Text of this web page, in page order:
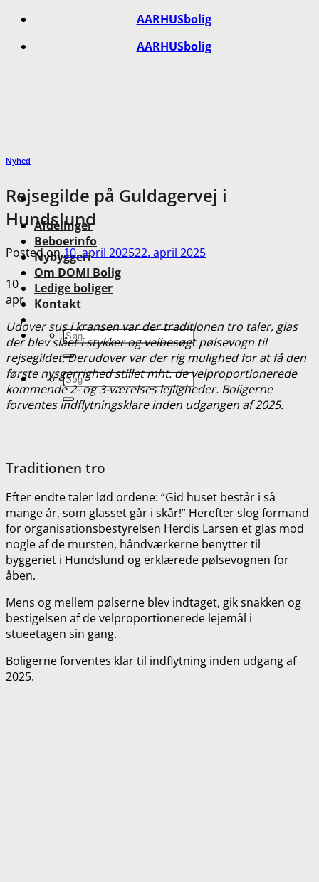
Skip
content
AARHUSbolig
AARHUSbolig
Afdelinger
Beboerinfo
Nybyggeri
Om DOMI Bolig
Ledige boliger
Kontakt
Nyhed
Rejsegilde på Guldagervej i
Hundslund
Posted on10. april 202522. april 2025
10
apr
Udover sus i kransen var der traditionen tro taler, glas
der blev slået i stykker og velbesøgt pølsevogn til
rejsegildet. Derudover var der rig mulighed for at få den
første nysgerrighed stillet mht. de velproportionerede
kommende 2- og 3-værelses lejligheder. Boligerne
forventes indflytningsklare inden udgangen af 2025.
Traditionen tro
Efter endte taler lød ordene: “Gid huset består i så
mange år, som glasset går i skår!” Herefter slog formand
for organisationsbestyrelsen Herdis Larsen et glas mod
nogle af de mursten, håndværkerne benytter til
byggeriet i Hundslund og erklærede pølsevognen for
åben.
Mens og mellem pølserne blev indtaget, gik snakken og
bestigelsen af de velproportionerede lejemål i
stueetagen sin gang.
Boligerne forventes klar til indflytning inden udgang af
2025.